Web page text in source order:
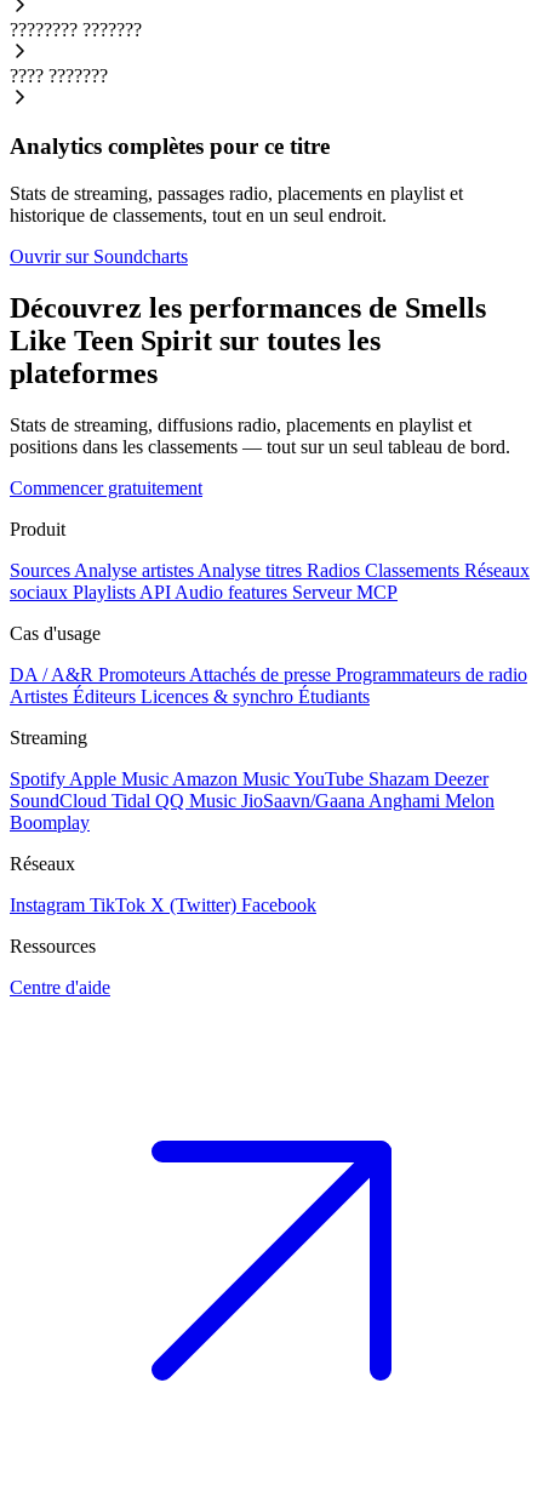
???????? ???????
???? ???????
Analytics complètes pour ce titre
Stats de streaming, passages radio, placements en playlist et
historique de classements, tout en un seul endroit.
Ouvrir sur Soundcharts
Découvrez les performances de Smells
Like Teen Spirit sur toutes les
plateformes
Stats de streaming, diffusions radio, placements en playlist et
positions dans les classements — tout sur un seul tableau de bord.
Commencer gratuitement
Produit
Sources Analyse artistes Analyse titres Radios Classements Réseaux
sociaux Playlists API Audio features Serveur MCP
Cas d'usage
DA / A&R Promoteurs Attachés de presse Programmateurs de radio
Artistes Éditeurs Licences & synchro Étudiants
Streaming
Spotify Apple Music Amazon MusicYouTube Shazam Deezer
SoundCloud Tidal QQ Music JioSaavn/Gaana Anghami Melon
Boomplay
Réseaux
Instagram TikTok X (Twitter) Facebook
Ressources
Centre d'aide